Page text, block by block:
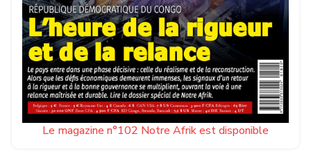
Le magazine n°102 Notre Afrik est disponible